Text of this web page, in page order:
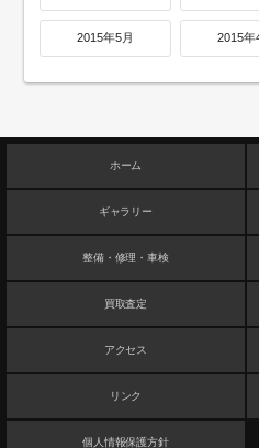
2015年5月 2015年
ホーム
ギャラリー
整備・修理・車検
買取査定
アクセス
リンク
個人情報保護方針